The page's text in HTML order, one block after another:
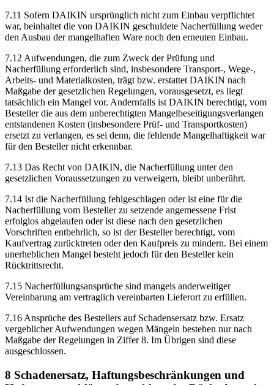
7.11 Sofern DAIKIN ursprünglich nicht zum Einbau verpflichtet
war, beinhaltet die von DAIKIN geschuldete Nacherfüllung weder
den Ausbau der mangelhaften Ware noch den erneuten Einbau.
7.12 Aufwendungen, die zum Zweck der Prüfung und
Nacherfüllung erforderlich sind, insbesondere Transport-, Wege-,
Arbeits- und Materialkosten, trägt bzw. erstattet DAIKIN nach
Maßgabe der gesetzlichen Regelungen, vorausgesetzt, es liegt
tatsächlich ein Mangel vor. Andernfalls ist DAIKIN berechtigt, vom
Besteller die aus dem unberechtigten Mangelbeseitigungsverlangen
entstandenen Kosten (insbesondere Prüf- und Transportkosten)
ersetzt zu verlangen, es sei denn, die fehlende Mangelhaftigkeit war
für den Besteller nicht erkennbar.
7.13 Das Recht von DAIKIN, die Nacherfüllung unter den
gesetzlichen Voraussetzungen zu verweigern, bleibt unberührt.
7.14 Ist die Nacherfüllung fehlgeschlagen oder ist eine für die
Nacherfüllung vom Besteller zu setzende angemessene Frist
erfolglos abgelaufen oder ist diese nach den gesetzlichen
Vorschriften entbehrlich, so ist der Besteller berechtigt, vom
Kaufvertrag zurücktreten oder den Kaufpreis zu mindern. Bei einem
unerheblichen Mangel besteht jedoch für den Besteller kein
Rücktrittsrecht.
7.15 Nacherfüllungsansprüche sind mangels anderweitiger
Vereinbarung am vertraglich vereinbarten Lieferort zu erfüllen.
7.16 Ansprüche des Bestellers auf Schadensersatz bzw. Ersatz
vergeblicher Aufwendungen wegen Mängeln bestehen nur nach
Maßgabe der Regelungen in Ziffer 8. Im Übrigen sind diese
ausgeschlossen.
8 Schadenersatz, Haftungsbeschränkungen und